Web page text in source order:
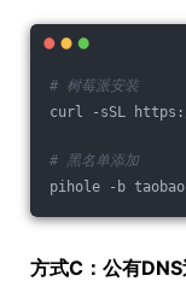
# 树莓派安装
curl -sSL
# 黑名单添加
pihole -b
方式C：公有